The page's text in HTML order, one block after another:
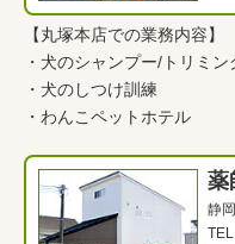
【丸塚本店での業務内容】
・ 犬のシャンプー/トリミン
・ 犬のしつけ訓練
・ わんこペットホテル
薬
静